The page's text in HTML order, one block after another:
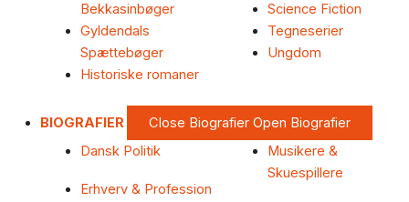
Bekkasinbøger
Gyldendals
Spættebøger
Historiske romaner
Science Fiction
Tegneserier
Ungdom
BIOGRAFIER Close Biografier Open Biografier
Dansk Politik
Erhverv & Profession
Musikere &
Skuespillere